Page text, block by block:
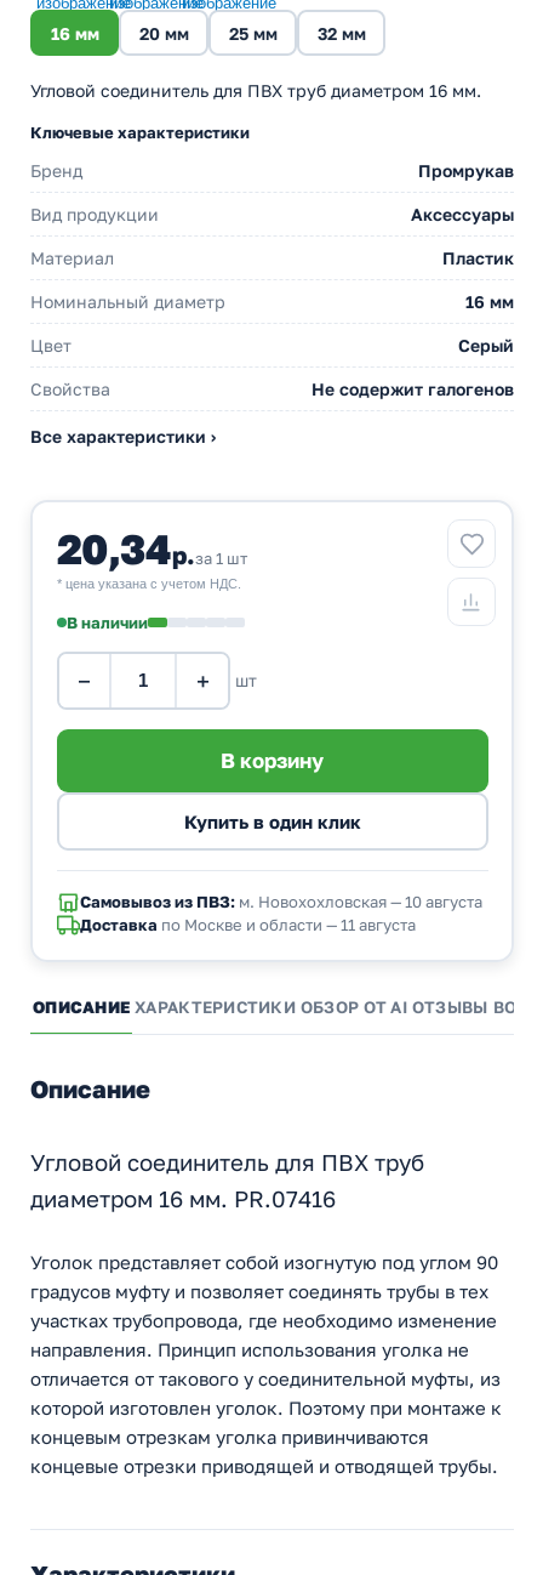
16 мм 20 мм 25 мм 32 мм
Угловой соединитель для ПВХ труб диаметром 16 мм.
Ключевые характеристики
Бренд Промрукав
Вид продукции Аксессуары
Материал Пластик
Номинальный диаметр 16 мм
Цвет Серый
Свойства Не содержит галогенов
Все характеристики ›
20,34р.за 1 шт
* цена указана с учетом НДС.
В наличии
− + шт
Самовывоз из ПВЗ:м. Новохохловская — 10 августа
Доставка по Москве и области — 11 августа
ОПИСАНИЕ ХАРАКТЕРИСТИКИ ОБЗОР ОТ AI ОТЗЫВЫ
Описание
Угловой соединитель для ПВХ труб
диаметром 16 мм. PR.07416
Уголок представляет собой изогнутую под углом 90
градусов муфту и позволяет соединять трубы в тех
участках трубопровода, где необходимо изменение
направления. Принцип использования уголка не
отличается от такового у соединительной муфты, из
которой изготовлен уголок. Поэтому при монтаже к
концевым отрезкам уголка привинчиваются
концевые отрезки приводящей и отводящей трубы.